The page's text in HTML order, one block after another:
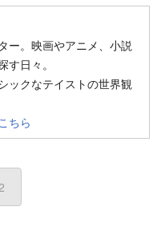
ー。映画やアニメ、小説
す日々。
ックなテイストの世界観
ちら